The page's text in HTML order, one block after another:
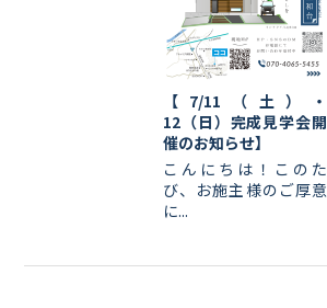
【7/11（土）・
12（日）完成見学会開
催のお知らせ】
こんにちは！このた
び、お施主様のご厚意
に...